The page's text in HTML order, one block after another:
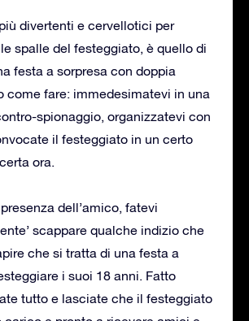
divertenti e cervellotici per
spalle del festeggiato, è quello di
festa a sorpresa con doppia
come fare: immedesimatevi in una
spionaggio, organizzatevi con
il festeggiato in un certo
ora.
dell’amico, fatevi
scappare qualche indizio che
che si tratta di una festa a
i suoi 18 anni. Fatto
tutto e lasciate che il festeggiato